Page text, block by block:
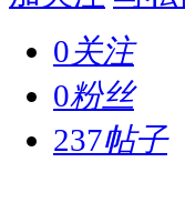
0关注
0粉丝
237帖子